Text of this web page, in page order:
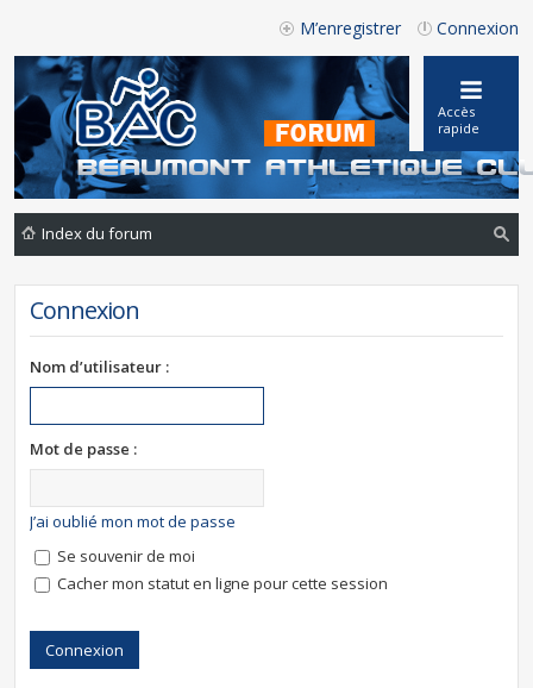
Connexion
M’enregistrer
Accès
rapide
Index du forum
rc
Connexion
Nom d’utilisateur :
Mot de passe :
J’ai oublié mon mot de passe
Se souvenir de moi
Cacher mon statut en ligne pour cette session